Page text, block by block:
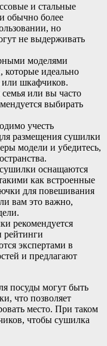
и стальные
обычно более
но
не выдерживать
моделями
которые идеально
или шкафчиков.
или вы часто
выбирать
учесть
размещения сушилки
модели и убедитесь,
оснащаются
как встроенные
для повешивания
вам это важно,
рекомендуется
рейтинги
экспертами в
и предлагают
посуды могут быть
что позволяет
место. При таком
чтобы сушилка